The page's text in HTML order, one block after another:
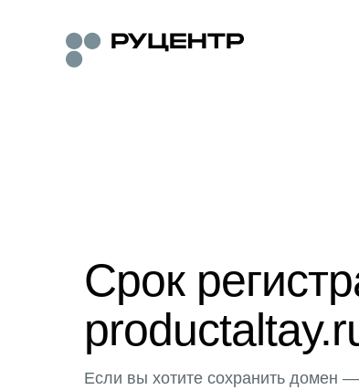
Срок
Если вы хотите сохранить домен